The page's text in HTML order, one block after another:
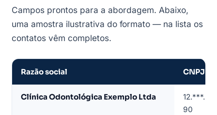
Campos prontos para a abordagem. Abaixo,
uma amostra ilustrativa do formato — na lista os
contatos vêm completos.
Razão social CNPJ
Clínica Odontológica Exemplo Ltda
90